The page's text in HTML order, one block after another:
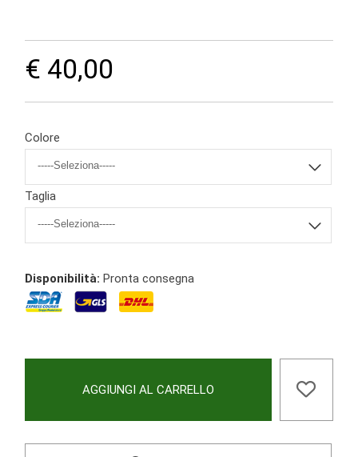
€ 40,00
Colore
Taglia
Disponibilità: Pronta consegna
AGGIUNGI AL CARRELLO